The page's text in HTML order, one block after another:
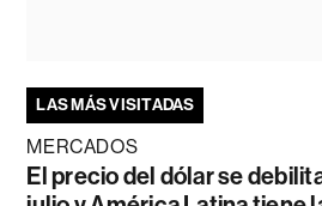
LAS MÁS VISITADAS
MERCADOS
El precio del dólar se